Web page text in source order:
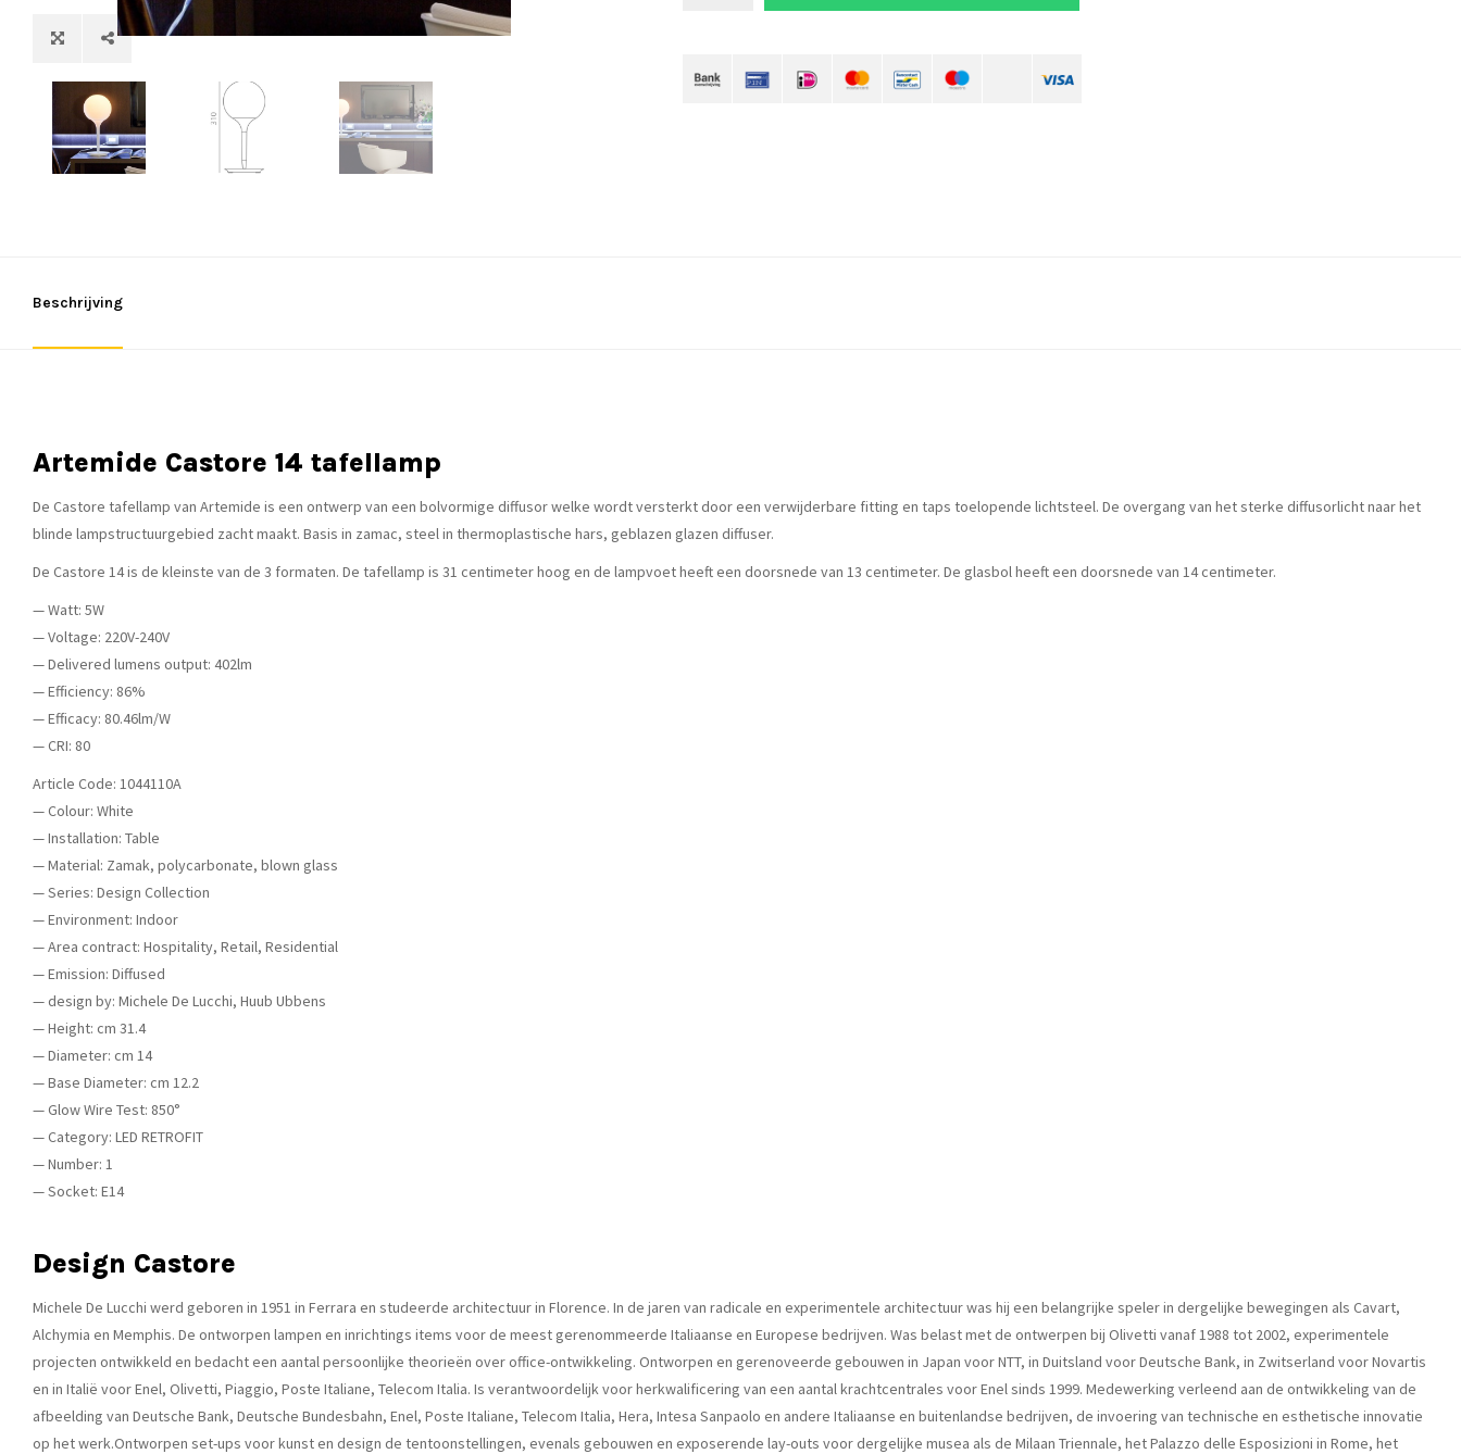
Beschrijving
Artemide Castore 14 tafellamp
De Castore tafellamp van Artemide is een ontwerp van een bolvormige diffusor welke wordt versterkt door een verwijderbare fitting en taps toelopende lichtsteel. De overgang van het sterke diffusorlicht naar het
blinde lampstructuurgebied zacht maakt. Basis in zamac, steel in thermoplastische hars, geblazen glazen diffuser.
De Castore 14 is de kleinste van de 3 formaten. De tafellamp is 31 centimeter hoog en de lampvoet heeft een doorsnede van 13 centimeter. De glasbol heeft een doorsnede van 14 centimeter.
— Watt: 5W
— Voltage: 220V-240V
— Delivered lumens output: 402lm
— Efficiency: 86%
— Efficacy: 80.46lm/W
— CRI: 80
Article Code: 1044110A
— Colour: White
— Installation: Table
— Material: Zamak, polycarbonate, blown glass
— Series: Design Collection
— Environment: Indoor
— Area contract: Hospitality, Retail, Residential
— Emission: Diffused
— design by: Michele De Lucchi, Huub Ubbens
— Height: cm 31.4
— Diameter: cm 14
— Base Diameter: cm 12.2
— Glow Wire Test: 850°
— Category: LED RETROFIT
— Number: 1
— Socket: E14
Design Castore
Michele De Lucchi werd geboren in 1951 in Ferrara en studeerde architectuur in Florence. In de jaren van radicale en experimentele architectuur was hij een belangrijke speler in dergelijke bewegingen als Cavart,
Alchymia en Memphis. De ontworpen lampen en inrichtings items voor de meest gerenommeerde Italiaanse en Europese bedrijven. Was belast met de ontwerpen bij Olivetti vanaf 1988 tot 2002, experimentele
projecten ontwikkeld en bedacht een aantal persoonlijke theorieën over office-ontwikkeling. Ontworpen en gerenoveerde gebouwen in Japan voor NTT, in Duitsland voor Deutsche Bank, in Zwitserland voor Novartis
en in Italië voor Enel, Olivetti, Piaggio, Poste Italiane, Telecom Italia. Is verantwoordelijk voor herkwalificering van een aantal krachtcentrales voor Enel sinds 1999. Medewerking verleend aan de ontwikkeling van de
afbeelding van Deutsche Bank, Deutsche Bundesbahn, Enel, Poste Italiane, Telecom Italia, Hera, Intesa Sanpaolo en andere Italiaanse en buitenlandse bedrijven, de invoering van technische en esthetische innovatie
op het werk.Ontworpen set-ups voor kunst en design de tentoonstellingen, evenals gebouwen en exposerende lay-outs voor dergelijke musea als de Milaan Triennale, het Palazzo delle Esposizioni in Rome, het